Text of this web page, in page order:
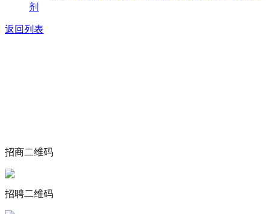
剂
返回列表
招商二维码
招聘二维码